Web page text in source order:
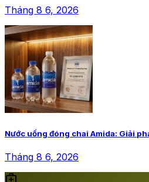
Tháng 8 6, 2026
Nước uống đóng chai Amida: Giải
Tháng 8 6, 2026
medical_services